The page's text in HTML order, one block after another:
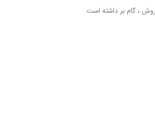
، گام بر داشته است.